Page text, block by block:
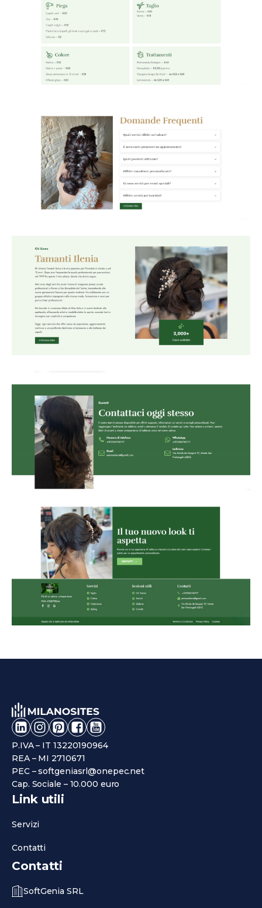
P.IVA – IT 13220190964
REA – MI 2710671
PEC – softgeniasrl@onepec.net
Cap. Sociale – 10.000 euro
Link utili
Servizi
Contatti
Contatti
SoftGenia SRL